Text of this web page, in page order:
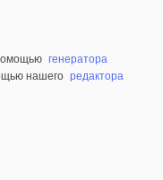
генератора
нашего редактора